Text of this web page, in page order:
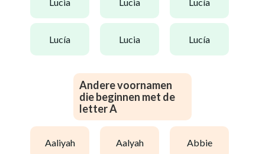
lucía lucia lucía
Andere voornamen
die beginnen met de
letter A
aaliyah aalyah abbie